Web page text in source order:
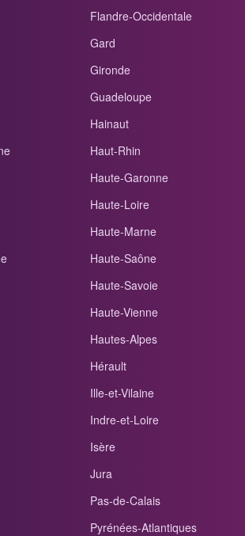
Flandre-Occidentale
Gard
Gironde
Guadeloupe
Hainaut
Haut-Rhin
Haute-Garonne
Haute-Loire
Haute-Marne
Haute-Saône
Haute-Savoie
Haute-Vienne
Hautes-Alpes
Hérault
Ille-et-Vilaine
Indre-et-Loire
Isère
Jura
Pas-de-Calais
Pyrénées-Atlantiques